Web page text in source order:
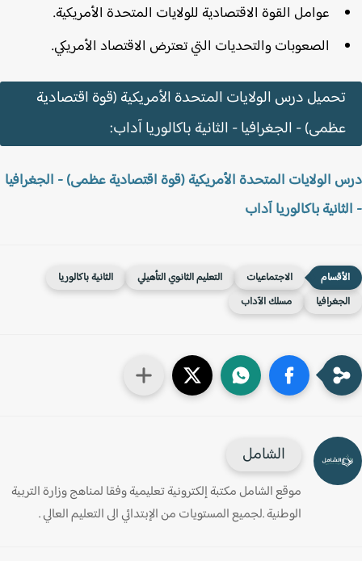
عوامل القوة الاقتصادية للولايات المتحدة الأمريكية.
الصعوبات والتحديات التي تعترض الاقتصاد الأمريكي.
تحميل درس الولايات المتحدة الأمريكية (قوة اقتصادية
عظمى) - الجغرافيا - الثانية باكالوريا آداب:
الولايات المتحدة الأمريكية (قوة اقتصادية عظمى) - الجغرافيا
باكالوريا آداب
الاجتماعيات التعليم الثانوي التأهيلي
الثانية باكالوريا
مسلك الآداب
الشامل
موقع الشامل مكتبة إلكترونية تعليمية وفقا لمناهج وزارة التربية
الوطنية .لجميع المستويات من الإبتدائي الى التعليم العالي .